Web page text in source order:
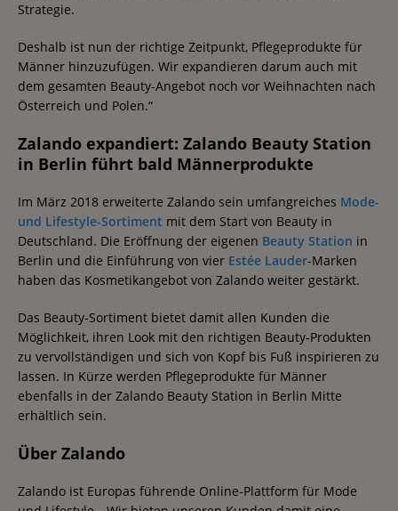
Strategie.
Deshalb ist nun der richtige Zeitpunkt, Pflegeprodukte für
Männer hinzuzufügen. Wir expandieren darum auch mit
dem gesamten Beauty-Angebot noch vor Weihnachten nach
Österreich und Polen.“
Zalando expandiert: Zalando Beauty Station
in Berlin führt bald Männerprodukte
Im März 2018 erweiterte Zalando sein umfangreiches Mode-
und Lifestyle-Sortiment mit dem Start von Beauty in
Deutschland. Die Eröffnung der eigenen Beauty Station in
Berlin und die Einführung von vier Estée Lauder-Marken
haben das Kosmetikangebot von Zalando weiter gestärkt.
Das Beauty-Sortiment bietet damit allen Kunden die
Möglichkeit, ihren Look mit den richtigen Beauty-Produkten
zu vervollständigen und sich von Kopf bis Fuß inspirieren zu
lassen. In Kürze werden Pflegeprodukte für Männer
ebenfalls in der Zalando Beauty Station in Berlin Mitte
erhältlich sein.
Über Zalando
Zalando ist Europas führende Online-Plattform für Mode